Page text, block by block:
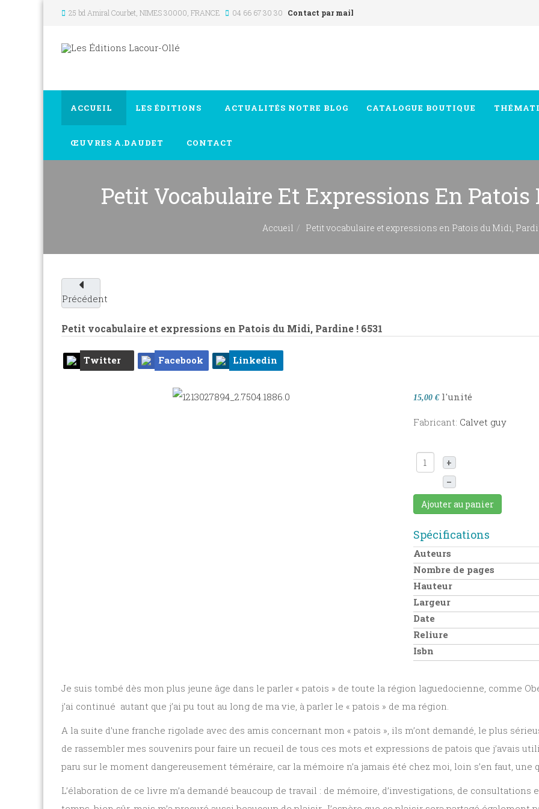
25 bd Amiral Courbet , NIMES30000 FRANCE 04 66 67 30 30 Contact par mail
ACCUEIL LES ÉDITIONS ACTUALITÉS NOTRE BLOG CATALOGUE BOUTIQUE
ŒUVRES A.DAUDET CONTACT
Petit Vocabulaire Et Expressions En Patois
Accueil Petit vocabulaire et expressions en Patois du Midi,
Précédent
Petit vocabulaire et expressions en Patois du Midi, Pardine ! 6531
Twitter Facebook Linkedin
15,00 € l'unité
Fabricant: Calvet guy
+
–
Ajouter au panier
Spécifications
Auteurs
Nombre de pages
Hauteur
Largeur
Date
Reliure
Isbn
Je suis tombé dès mon plus jeune âge dans le parler « patois » de toute la région laguedocienne, comme
j’ai continué autant que j’ai pu tout au long de ma vie, à parler le « patois » de ma région.
A la suite d’une franche rigolade avec des amis concernant mon « patois », ils m’ont demandé, le plus
de rassembler mes souvenirs pour faire un recueil de tous ces mots et expressions de patois que j’avais
paru sur le moment dangereusement téméraire, car la mémoire n’a jamais été chez moi, loin s’en faut, une
L’élaboration de ce livre m’a demandé beaucoup de travail : de mémoire, d’investigations, de consultations